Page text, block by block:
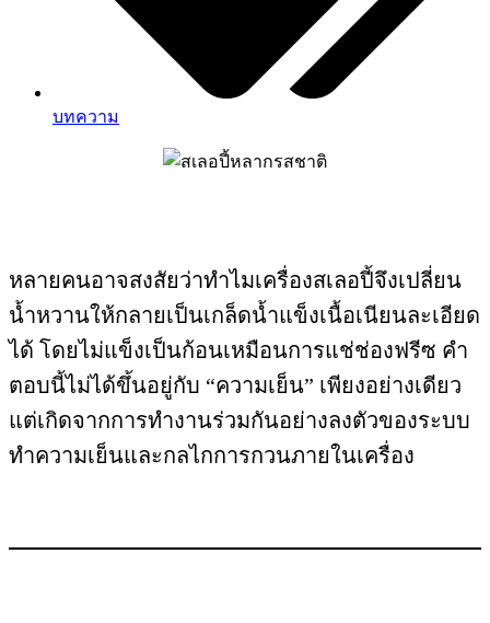
บทความ
หลายคนอาจสงสัยว่าทำไมเครื่องสเลอปี้จึงเปลี่ยน
น้ำหวานให้กลายเป็นเกล็ดน้ำแข็งเนื้อเนียนละเอียด
ได้ โดยไม่แข็งเป็นก้อนเหมือนการแช่ช่องฟรีซ คำ
ตอบนี้ไม่ได้ขึ้นอยู่กับ “ความเย็น” เพียงอย่างเดียว
แต่เกิดจากการทำงานร่วมกันอย่างลงตัวของระบบ
ทำความเย็นและกลไกการกวนภายในเครื่อง